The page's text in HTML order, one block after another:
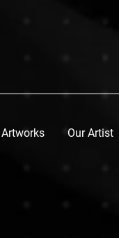
Artworks Our Artist